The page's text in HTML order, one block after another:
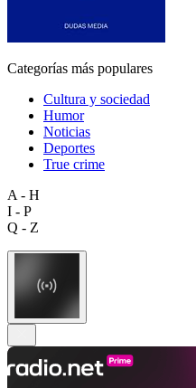
Categorías más populares
Cultura y sociedad
Humor
Noticias
Deportes
True crime
A - H
I - P
Q - Z